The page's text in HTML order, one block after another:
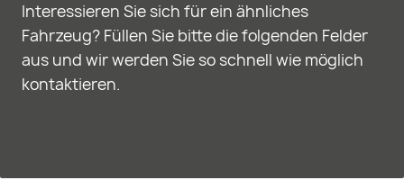
Interessieren Sie sich für ein ähnliches
Fahrzeug? Füllen Sie bitte die folgenden Felder
aus und wir werden Sie so schnell wie möglich
kontaktieren.